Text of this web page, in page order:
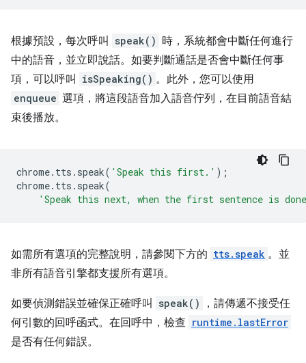
根據預設，每次呼叫 speak() 時，系統都會中斷任何進行
中的語音，並立即說話。如要判斷通話是否會中斷任何事
項，可以呼叫
isSpeaking() 。此外，您可以使用
enqueue 選項，將這段語音加入語音佇列，在目前語音結
束後播放。
chrome. tts . speak( 'Speak this first.' );
chrome. tts . speak(
'Speak this next, when the first sentence is
如需所有選項的完整說明，請參閱下方的 tts.speak 。並
非所有語音引擎都支援所有選項。
如要偵測錯誤並確保正確呼叫 speak()
，請傳遞不接受任
何引數的回呼函式。在回呼中，檢查 runtime.lastError
是否有任何錯誤。